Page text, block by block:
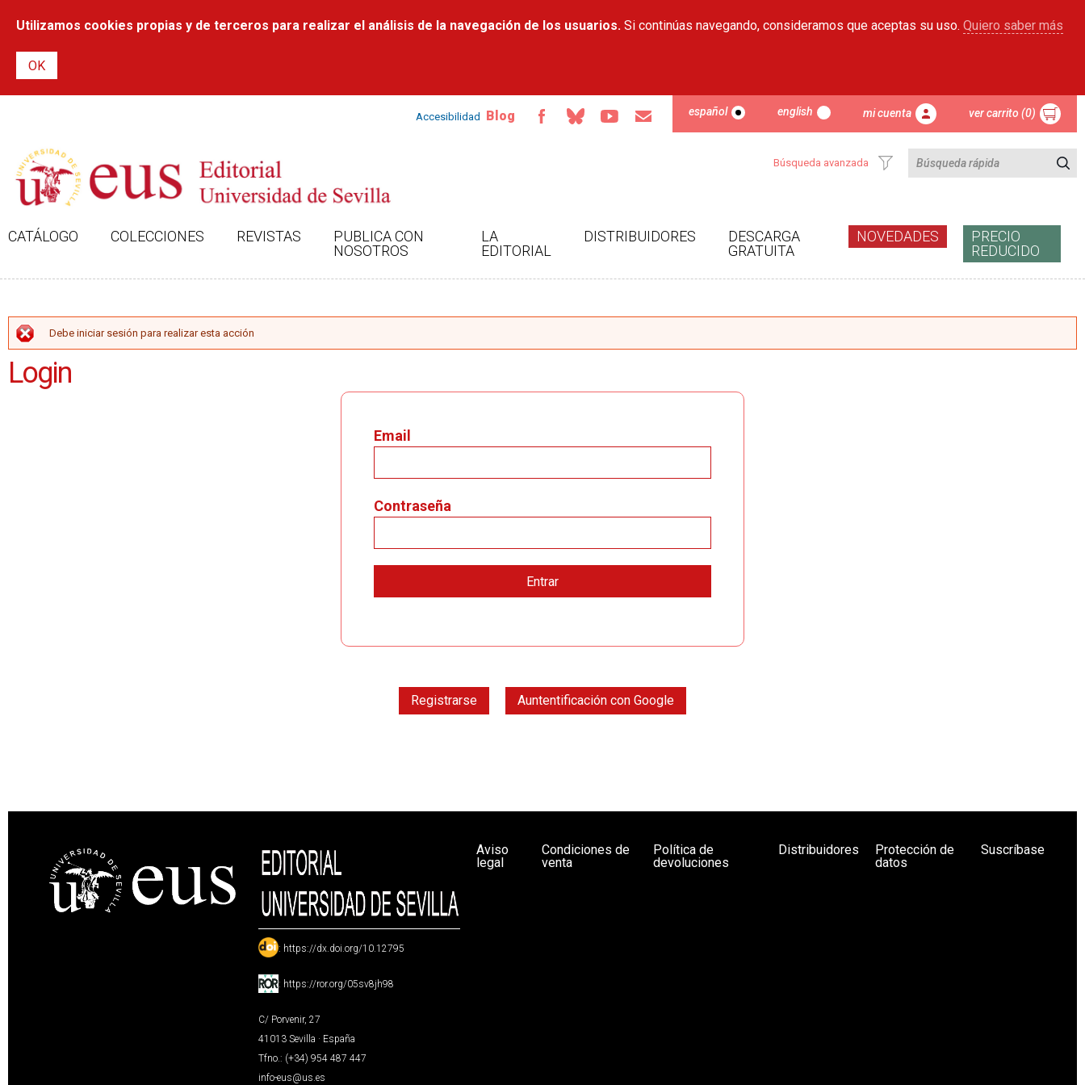
contenido
Utilizamos cookies propias y de terceros para realizar el análisis de la navegación de los usuarios. Si continúas navegando, consideramos que aceptas su uso. Quiero saber más
Accesibilidad Blog español english mi cuenta ver carrito (0)
Búsqueda avanzada
CATÁLOGO COLECCIONES REVISTAS
PUBLICA CON
NOSOTROS
LA
EDITORIAL
DISTRIBUIDORES
DESCARGA
GRATUITA
NOVEDADES
PRECIO
REDUCIDO
MENSAJE DE ERROR
Debe iniciar sesión para realizar esta acción
Login
Email
Contraseña
Registrarse Auntentificación con Google
: https://dx.doi.org/10.12795
: https://ror.org/05sv8jh98
C/ Porvenir, 27
41013 Sevilla · España
Tfno.: (+34) 954 487 447
info-eus@us.es
Aviso
legal
Condiciones de
venta
Política de
devoluciones
Distribuidores
Protección de
datos
Suscríbase